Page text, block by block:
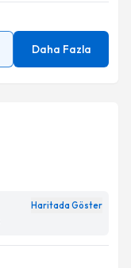
Daha Fazla
Haritada Göster